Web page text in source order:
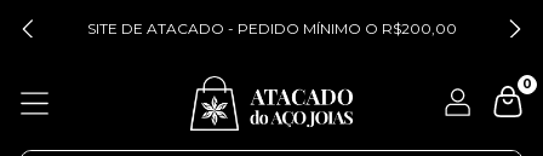
SITE DE ATACADO - PEDIDO MÍNIMO O R$200,00
0